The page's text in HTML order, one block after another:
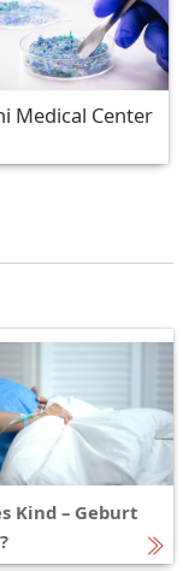
Medical Center
Kind – Geburt